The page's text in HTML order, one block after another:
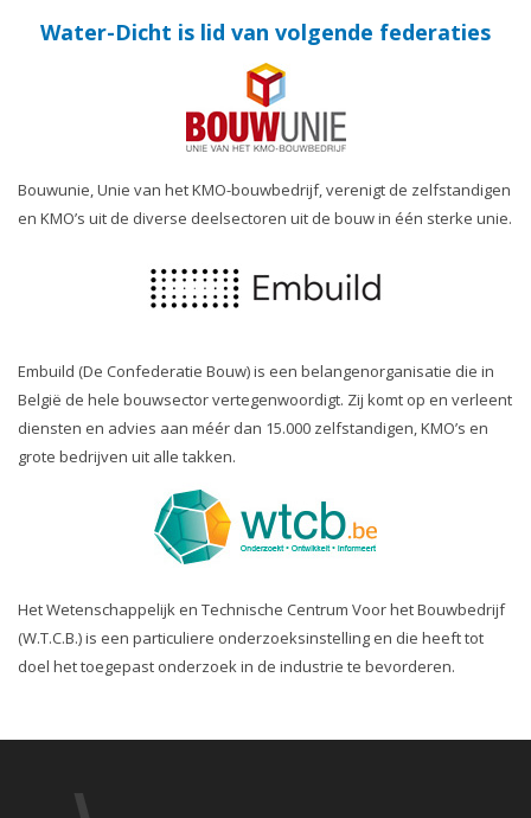
Water-Dicht is lid van volgende federaties
Bouwunie, Unie van het KMO-bouwbedrijf, verenigt de zelfstandigen
en KMO’s uit de diverse deelsectoren uit de bouw in één sterke unie.
Embuild (De Confederatie Bouw) is een belangenorganisatie die in
België de hele bouwsector vertegenwoordigt. Zij komt op en verleent
diensten en advies aan méér dan 15.000 zelfstandigen, KMO’s en
grote bedrijven uit alle takken.
Het Wetenschappelijk en Technische Centrum Voor het Bouwbedrijf
(W.T.C.B.) is een particuliere onderzoeksinstelling en die heeft tot
doel het toegepast onderzoek in de industrie te bevorderen.